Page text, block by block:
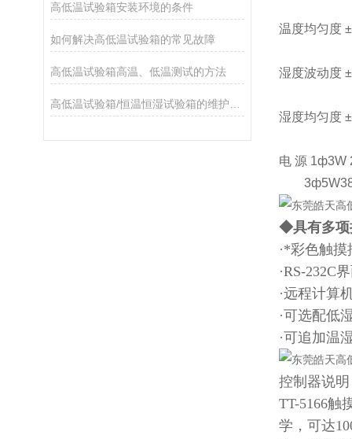
高低温试验箱安装环境的条件
如何解决高低温试验箱的常见故障
高低温试验箱高温、低温测试的方法
温度均匀度
湿度波动度
湿度均匀度
电 源 1ф3W
◆具有多项
·*彩色触摸
·RS-232C
·远程计算
·可选配低
·可追加温
控制器说
TT-5166触
学，可达